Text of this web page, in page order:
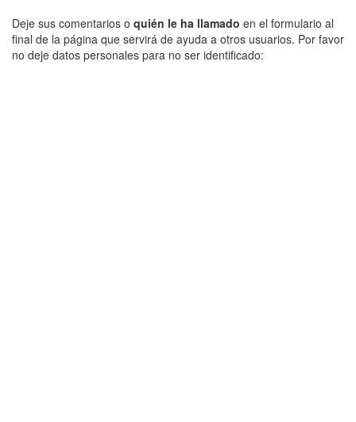
Deje sus comentarios o quién le ha llamado en el formulario al
final de la página que servirá de ayuda a otros usuarios. Por favor
no deje datos personales para no ser identificado: